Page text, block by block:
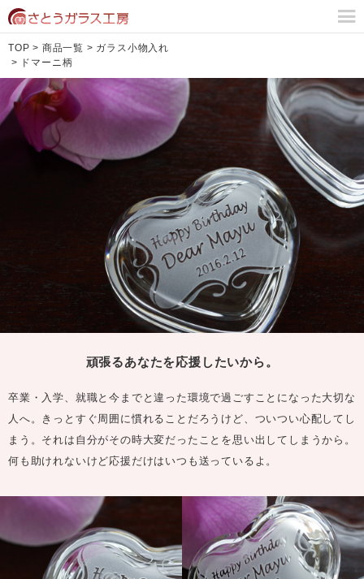
TOP > 商品一覧 > ガラス小物入れ
> ドマーニ柄
頑張るあなたを応援したいから。
卒業・入学、就職と今までと違った環境で過ごすことになった大切な
人へ。きっとすぐ周囲に慣れることだろうけど、ついつい心配してし
まう。それは自分がその時大変だったことを思い出してしまうから。
何も助けれないけど応援だけはいつも送っているよ。